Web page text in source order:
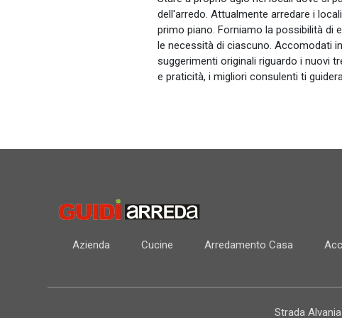
dell'arredo. Attualmente arredare i
primo piano. Forniamo la possibilità di
le necessità di ciascuno. Accomodati
suggerimenti originali riguardo i nuovi
e praticità, i migliori consulenti ti
Azienda Cucine Arredamento Casa
Strada